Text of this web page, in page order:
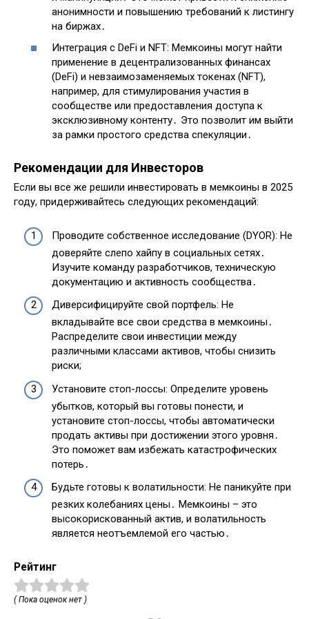
анонимности и повышению требований к листингу
на биржах․
Интеграция с DeFi и NFT: Мемкоины могут найти
применение в децентрализованных финансах
(DeFi) и невзаимозаменяемых токенах (NFT),
например, для стимулирования участия в
сообществе или предоставления доступа к
эксклюзивному контенту․ Это позволит им выйти
за рамки простого средства спекуляции․
Рекомендации для Инвесторов
Если вы все же решили инвестировать в мемкоины в 2025
году, придерживайтесь следующих рекомендаций:
Проводите собственное исследование (DYOR): Не
доверяйте слепо хайпу в социальных сетях․
Изучите команду разработчиков, техническую
документацию и активность сообщества․
Диверсифицируйте свой портфель: Не
вкладывайте все свои средства в мемкоины․
Распределите свои инвестиции между
различными классами активов, чтобы снизить
риски;
Установите стоп-лоссы: Определите уровень
убытков, который вы готовы понести, и
установите стоп-лоссы, чтобы автоматически
продать активы при достижении этого уровня․
Это поможет вам избежать катастрофических
потерь․
Будьте готовы к волатильности: Не паникуйте при
резких колебаниях цены․ Мемкоины – это
высокорискованный актив, и волатильность
является неотъемлемой его частью․
Рейтинг
( Пока оценок нет )